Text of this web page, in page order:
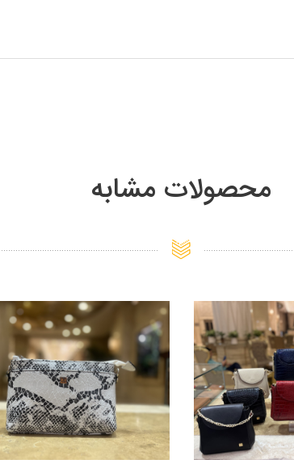
محصولات مشابه